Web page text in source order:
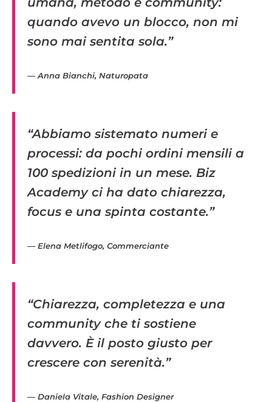
quando avevo un blocco, non mi
sono mai sentita sola.”
— Anna Bianchi, Naturopata
“Abbiamo sistemato numeri e
processi: da pochi ordini mensili a
100 spedizioni in un mese. Biz
Academy ci ha dato chiarezza,
focus e una spinta costante.”
— Elena Metlifogo, Commerciante
“Chiarezza, completezza e una
community che ti sostiene
davvero. È il posto giusto per
crescere con serenità.”
— Daniela Vitale, Fashion Designer